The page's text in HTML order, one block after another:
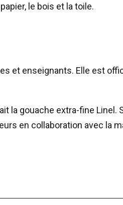
le bois et la toile.
et enseignants. Elle est
gouache extra-fine Linel.
en collaboration avec la